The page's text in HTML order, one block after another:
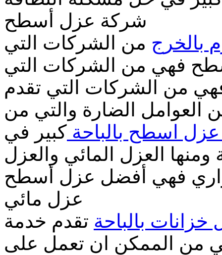
شركة عزل أسطح
بالخرج من الشركات التي
فهي من الشركات التي
من الشركات التي تقدم
العوامل الضارة والتي من
اسطح بالباحة كبير في
ومنها العزل المائي والعزل
فهي أفضل عزل أسطح
عزل مائي
بالباحة تقدم خدمة
من الممكن ان تعمل على